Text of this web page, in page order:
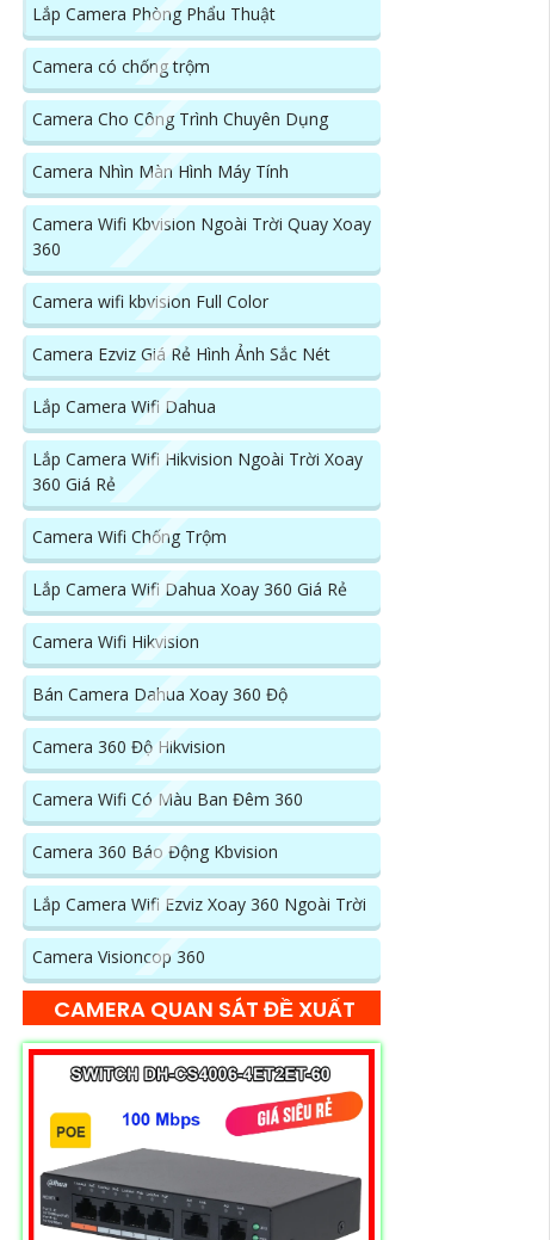
Lắp Camera Phòng Phẩu Thuật
Camera có chống trộm
Camera Cho Công Trình Chuyên Dụng
Camera Nhìn Màn Hình Máy Tính
Camera Wifi Kbvision Ngoài Trời Quay Xoay
360
Camera wifi kbvision Full Color
Camera Ezviz Giá Rẻ Hình Ảnh Sắc Nét
Lắp Camera Wifi Dahua
Lắp Camera Wifi Hikvision Ngoài Trời Xoay
360 Giá Rẻ
Camera Wifi Chống Trộm
Lắp Camera Wifi Dahua Xoay 360 Giá Rẻ
Camera Wifi Hikvision
Bán Camera Dahua Xoay 360 Độ
Camera 360 Độ Hikvision
Camera Wifi Có Màu Ban Đêm 360
Camera 360 Báo Động Kbvision
Lắp Camera Wifi Ezviz Xoay 360 Ngoài Trời
Camera Visioncop 360
CAMERA QUAN SÁT ĐỀ XUẤT